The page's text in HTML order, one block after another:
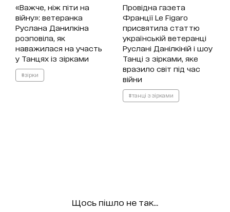
«Важче, ніж піти на
війну»: ветеранка
Руслана Данилкіна
розповіла, як
наважилася на участь
у Танцях із зірками
#зірки
Провідна газета
Франції Le Figaro
присвятила статтю
українській ветеранці
Руслані Данілкіній і шоу
Танці з зірками, яке
вразило світ під час
війни
#танці з зірками
Щось пішло не так...